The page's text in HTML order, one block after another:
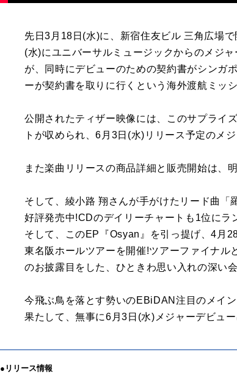
先日3月18日(水)に、新宿住友ビル 三角広場
(水)にユニバーサルミュージックからのメジ
が、同時にデビューのための契約書がシンガ
ーが契約書を取りに行くという海外渡航ミッ
公開されたティザー映像には、このサプライ
トが収められ、6月3日(水)リリース予定のメ
また楽曲リリースの商品詳細と販売開始は、
そして、綾小路 翔さんが手がけたリード曲
好評発売中!CDのデイリーチャートも1位に
そして、このEP『Osyan』を引っ提げ、4月
東名阪ホールツアーを開催!ツアーファイナ
のお披露目をした、ひときわ思い入れの深い
今飛ぶ鳥を落とす勢いのEBiDAN注目のメイ
果たして、無事に6月3日(水)メジャーデビュ
●リリース情報